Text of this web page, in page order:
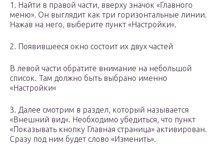
1. Найти в правой части, вверху значок «Главного
меню». Он выглядит как три горизонтальные линии.
Нажав на него, выберите пункт «Настройки«.
2. Появившееся окно состоит их двух частей
В левой части обратите внимание на небольшой
список. Там должно быть выбрано именно
«Настройки«
3. Далее смотрим в раздел, который называется
«Внешний вид«. Необходимо убедиться, что пункт
«Показывать кнопку Главная страница» активирован.
Сразу под ним будет слово «Изменить».